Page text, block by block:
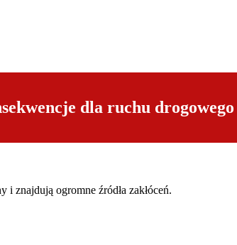
dla ruchu
znajdują ogromne źródła zakłóceń.